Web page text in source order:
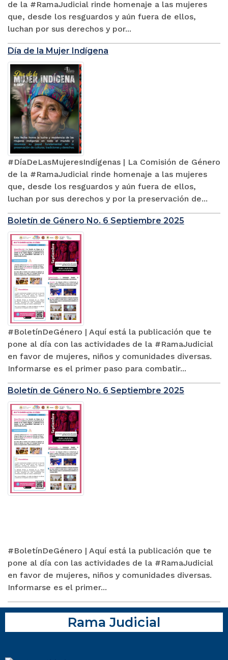
de la #RamaJudicial rinde homenaje a las mujeres
que, desde los resguardos y aún fuera de ellos,
luchan por sus derechos y por...
Día de la Mujer Indígena
#DíaDeLasMujeresIndígenas | La Comisión de Género
de la #RamaJudicial rinde homenaje a las mujeres
que, desde los resguardos y aún fuera de ellos,
luchan por sus derechos y por la preservación de...
Boletín de Género No. 6 Septiembre 2025
#BoletínDeGénero | Aquí está la publicación que te
pone al día con las actividades de la #RamaJudicial
en favor de mujeres, niños y comunidades diversas.
Informarse es el primer paso para combatir...
Boletín de Género No. 6 Septiembre 2025
#BoletínDeGénero | Aquí está la publicación que te
pone al día con las actividades de la #RamaJudicial
en favor de mujeres, niños y comunidades diversas.
Informarse es el primer...
Rama Judicial